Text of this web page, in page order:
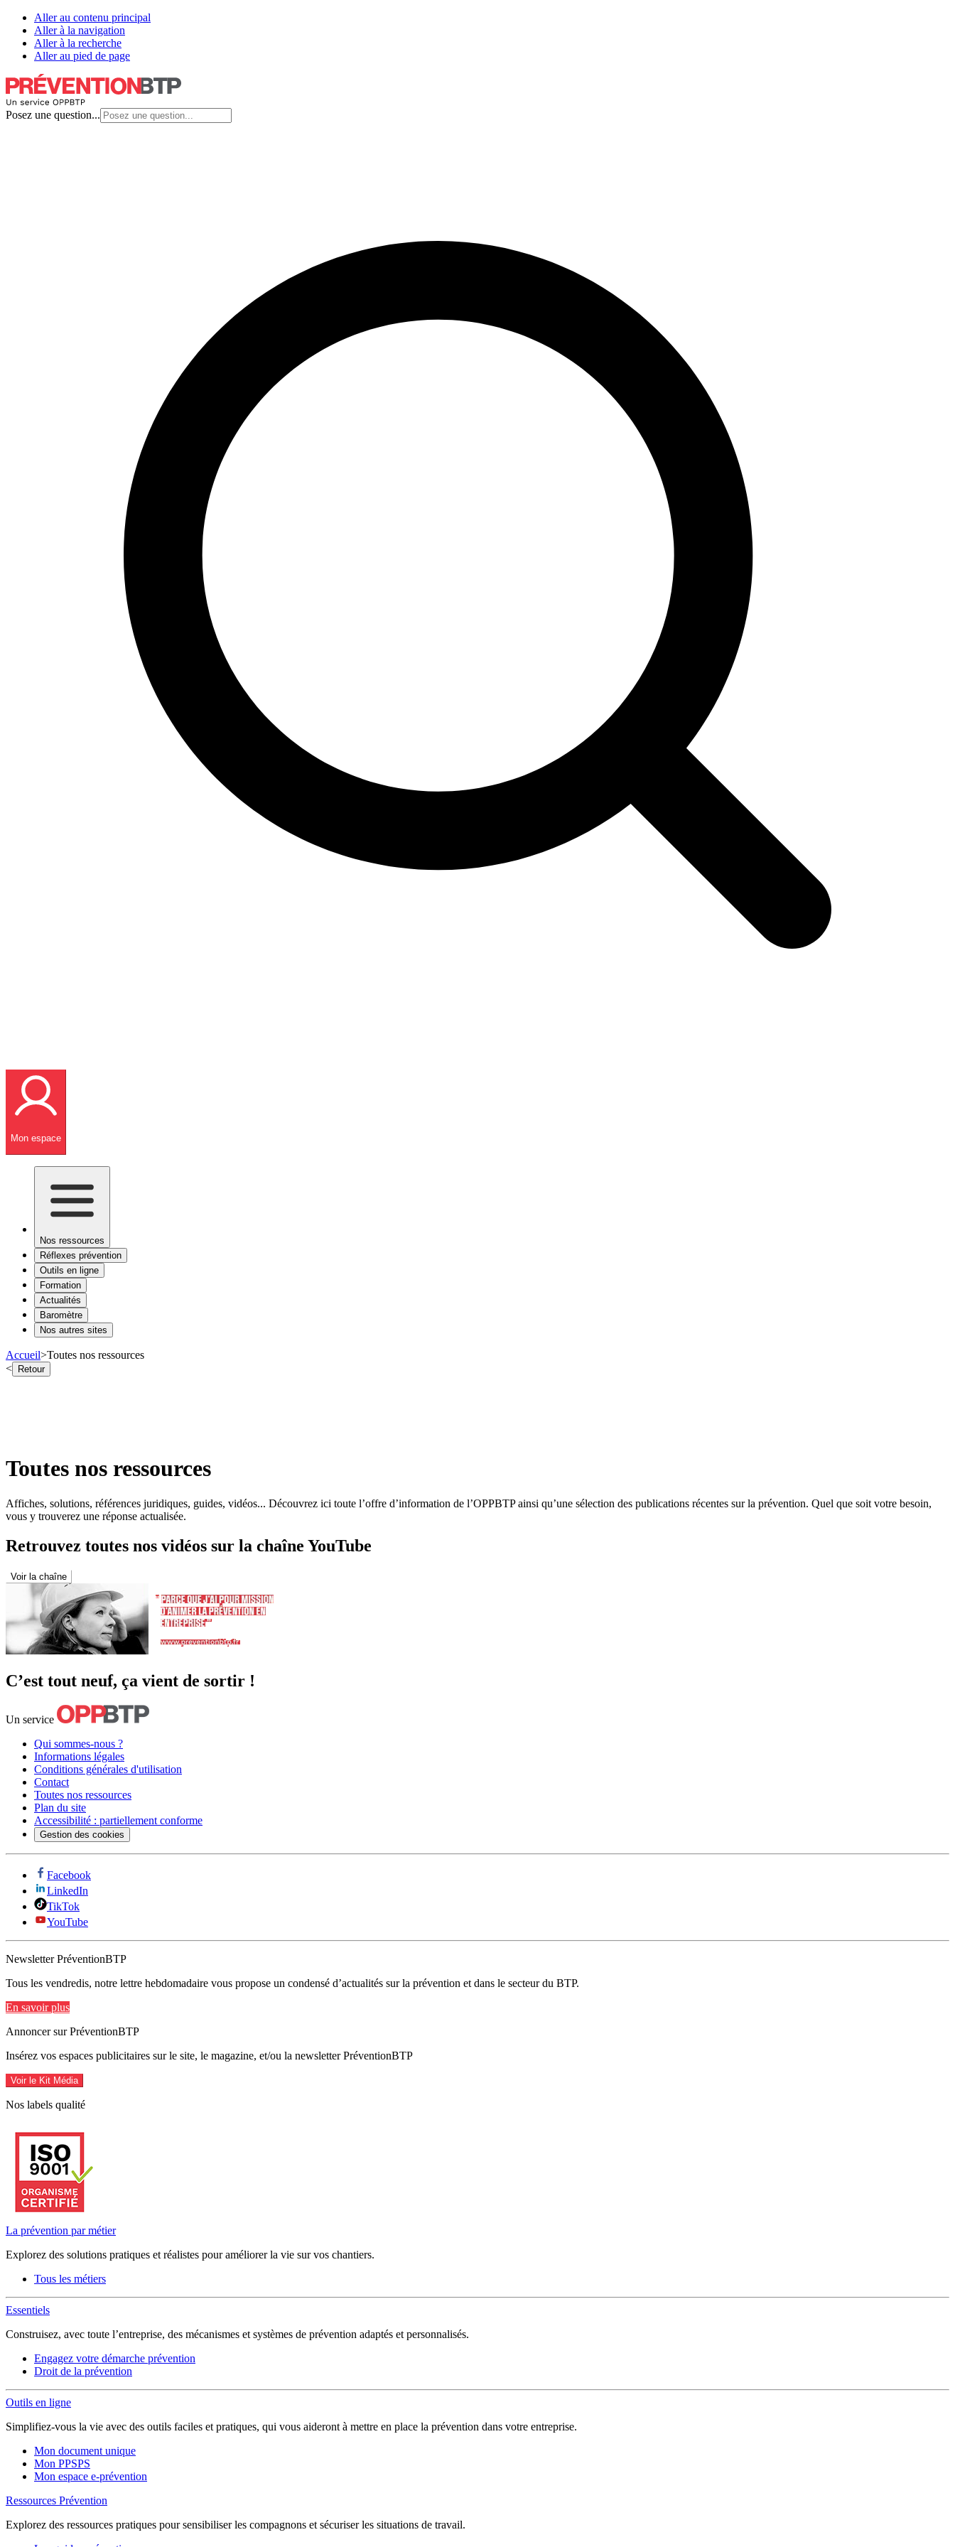
Aller au contenu principal
Aller à la navigation
Aller à la recherche
Aller au pied de page
Posez une question...
Mon espace
Nos ressources
Réflexes prévention
Outils en ligne
Formation
Actualités
Baromètre
Nos autres sites
Accueil>Toutes nos ressources
< Retour
Toutes nos ressources
Affiches, solutions, références juridiques, guides, vidéos... Découvrez ici toute l’offre d’information de l’OPPBTP ainsi qu’une sélection des publications récentes sur la prévention. Quel que soit votre besoin,
vous y trouverez une réponse actualisée.
Retrouvez toutes nos vidéos sur la chaîne YouTube
Voir la chaîne
C’est tout neuf, ça vient de sortir !
Un service
Qui sommes-nous ?
Informations légales
Conditions générales d'utilisation
Contact
Toutes nos ressources
Plan du site
Accessibilité : partiellement conforme
Gestion des cookies
Facebook
LinkedIn
TikTok
YouTube
Newsletter PréventionBTP
Tous les vendredis, notre lettre hebdomadaire vous propose un condensé d’actualités sur la prévention et dans le secteur du BTP.
En savoir plus
Annoncer sur PréventionBTP
Insérez vos espaces publicitaires sur le site, le magazine, et/ou la newsletter PréventionBTP
Voir le Kit Média
Nos labels qualité
La prévention par métier
Explorez des solutions pratiques et réalistes pour améliorer la vie sur vos chantiers.
Tous les métiers
Essentiels
Construisez, avec toute l’entreprise, des mécanismes et systèmes de prévention adaptés et personnalisés.
Engagez votre démarche prévention
Droit de la prévention
Outils en ligne
Simplifiez-vous la vie avec des outils faciles et pratiques, qui vous aideront à mettre en place la prévention dans votre entreprise.
Mon document unique
Mon PPSPS
Mon espace e-prévention
Ressources Prévention
Explorez des ressources pratiques pour sensibiliser les compagnons et sécuriser les situations de travail.